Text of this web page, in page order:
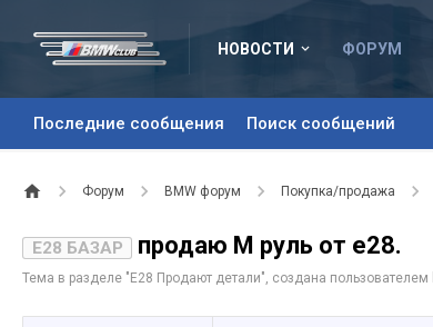
НОВОСТИ ФОРУМ
Последние сообщения Поиск сообщений
Форум BMW форум Покупка/продажа
E28 БАЗАР продаю М руль от е28.
Тема в разделе " Е28 Продают детали", создана пользователем